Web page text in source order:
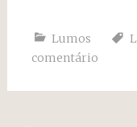
Lumos
comentário